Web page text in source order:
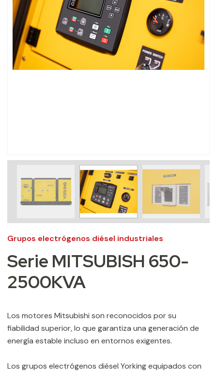
Grupos electrógenos diésel industriales
Serie MITSUBISH 650-
2500KVA
Los motores Mitsubishi son reconocidos por su
fiabilidad superior, lo que garantiza una generación de
energía estable incluso en entornos exigentes.
Los grupos electrógenos diésel Yorking equipados con